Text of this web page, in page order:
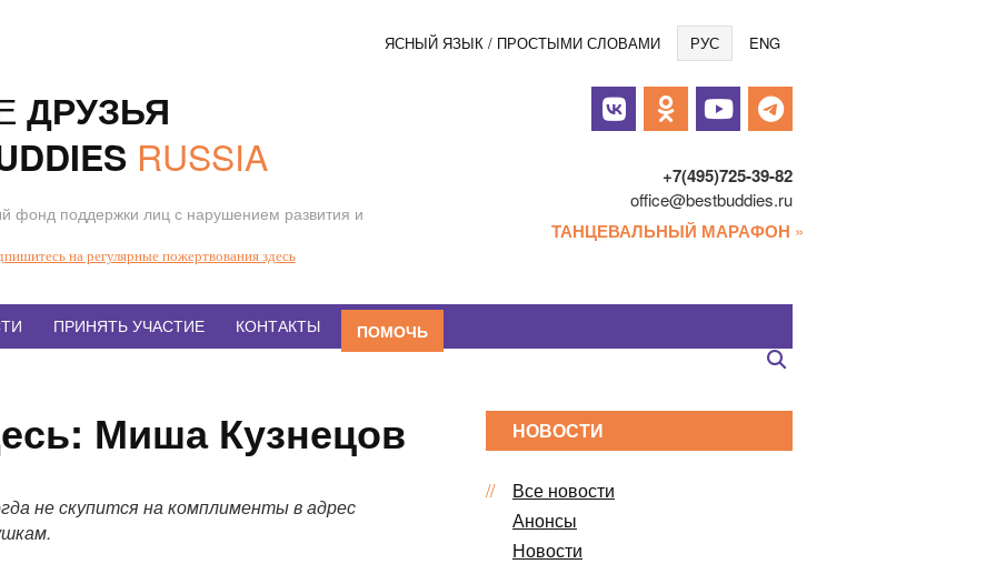
ЯСНЫЙ ЯЗЫК / ПРОСТЫМИ СЛОВАМИ РУС ENG
ДРУЗЬЯ
RUSSIA
фонд поддержки лиц с нарушением развития и
+7(495)725-39-82
office@bestbuddies.ru
ТАНЦЕВАЛЬНЫЙ МАРАФОН »
на регулярные пожертвования здесь
ПРИНЯТЬ УЧАСТИЕ КОНТАКТЫ ПОМОЧЬ
Миша Кузнецов
не скупится на комплименты в адрес
НОВОСТИ
Все новости
Анонсы
Новости